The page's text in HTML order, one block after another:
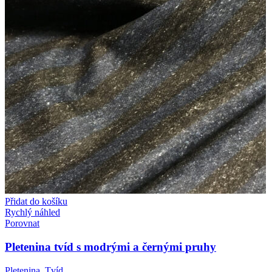
Přidat do košíku
Rychlý náhled
Porovnat
Pletenina tvíd s modrými a černými pruhy